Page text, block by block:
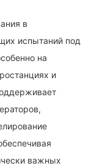
в
испытаний под
на
и
важных